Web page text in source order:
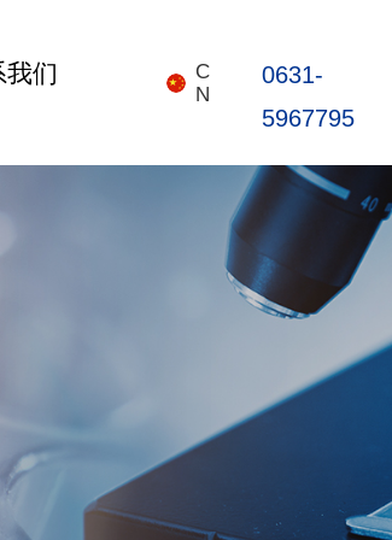
我们
C
N
0631-
5967795
关于我们
新闻中心
联系我们